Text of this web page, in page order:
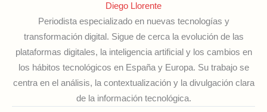
Diego Llorente
Periodista especializado en nuevas tecnologías y
transformación digital. Sigue de cerca la evolución de las
plataformas digitales, la inteligencia artificial y los cambios en
los hábitos tecnológicos en España y Europa. Su trabajo se
centra en el análisis, la contextualización y la divulgación clara
de la información tecnológica.